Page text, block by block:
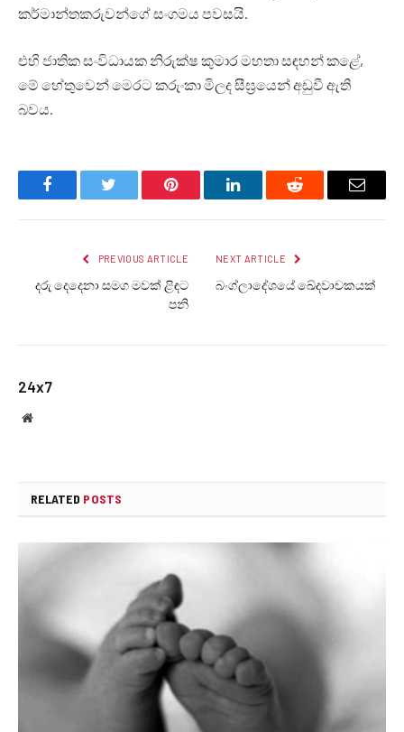
කර්මාන්තකරුවන්ගේ සංගමය පවසයි.
එහි ජාතික සංවිධායක නිරුක්ෂ කුමාර මහතා සඳහන් කළේ,
මේ හේතුවෙන් මෙරට කරුංකා මිලද සීඝ්‍රයෙන් අඩුවී ඇති
බවය.
FacebookTwitter Pinterest LinkedInReddit Email
PREVIOUS ARTICLE
දරු දෙදෙනා සමග මවක් ළිඳට
පනි
NEXT ARTICLE
බංග්ලාදේශයේ ඛේදවාචකයක්
24x7
Website
RELATED POSTS